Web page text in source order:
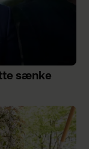
sænke